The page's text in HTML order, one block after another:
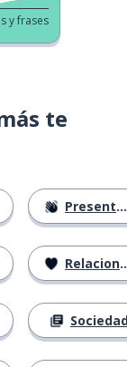
y frases
te
Presentación
Relaciones